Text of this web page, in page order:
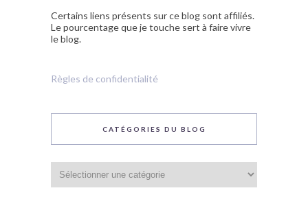
Certains liens présents sur ce blog sont affiliés.
Le pourcentage que je touche sert à faire vivre
le blog.
Règles de confidentialité
CATÉGORIES DU BLOG
du
blog